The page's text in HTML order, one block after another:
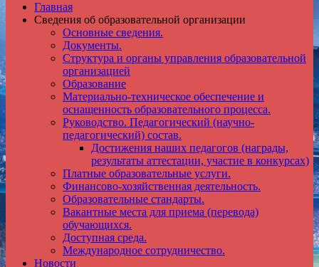
Главная
Сведения об образовательной организации
Основные сведения.
Документы.
Структура и органы управления образовательной
организацией
Образование
Материально-техническое обеспечение и
оснащенность образовательного процесса.
Руководство. Педагогический (научно-
педагогический) состав.
Достижения наших педагогов (награды,
результаты аттестации, участие в конкурсах)
Платные образовательные услуги.
Финансово-хозяйственная деятельность.
Образовательные стандарты.
Вакантные места для приема (перевода)
обучающихся.
Доступная среда.
Международное сотрудничество.
Новости